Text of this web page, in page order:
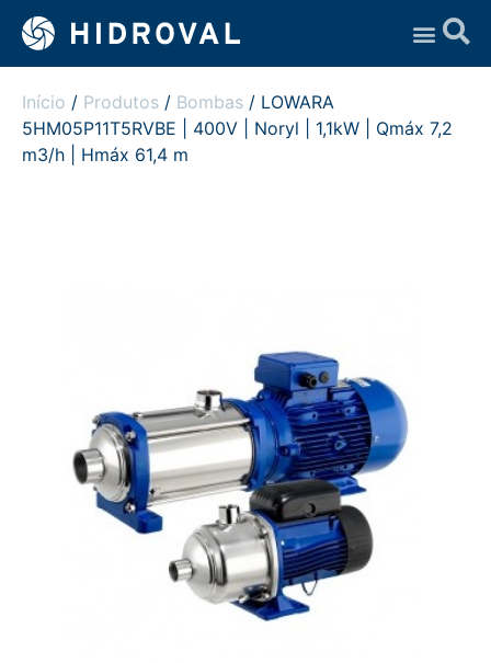
Início / Produtos / Bombas / LOWARA
5HM05P11T5RVBE | 400V | Noryl | 1,1kW | Qmáx 7,2
m3/h | Hmáx 61,4 m